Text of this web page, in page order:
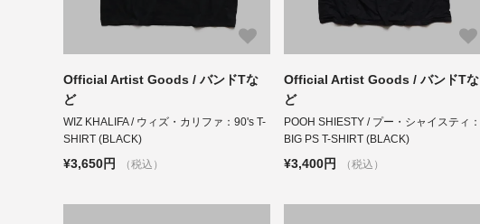
Official Artist Goods / バンドTな
ど
WIZ KHALIFA / ウィズ・カリファ：90's T-
SHIRT (BLACK)
¥3,650円 （税込）
Official Artist Goods / バンドTな
ど
POOH SHIESTY / プー・シャイスティ：
BIG PS T-SHIRT (BLACK)
¥3,400円 （税込）